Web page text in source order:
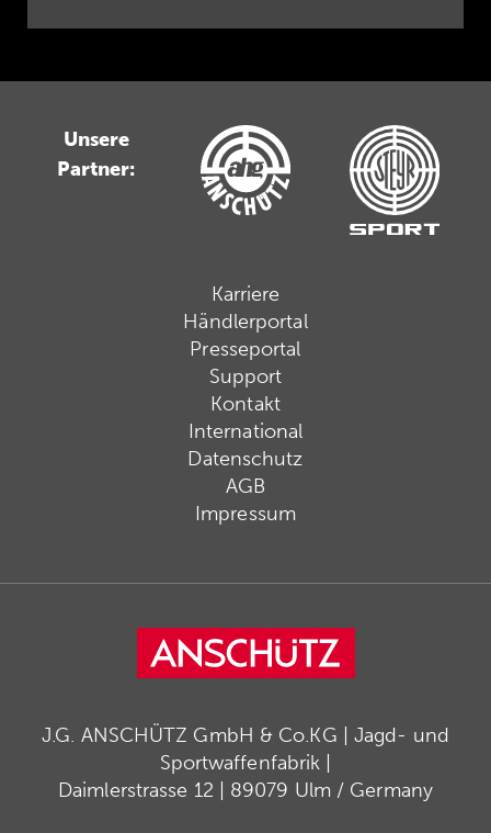
Unsere
Partner:
Karriere
Händlerportal
Presseportal
Support
Kontakt
International
Datenschutz
AGB
Impressum
J.G. ANSCHÜTZ GmbH & Co.KG | Jagd- und
Sportwaffenfabrik |
Daimlerstrasse 12 | 89079 Ulm / Germany